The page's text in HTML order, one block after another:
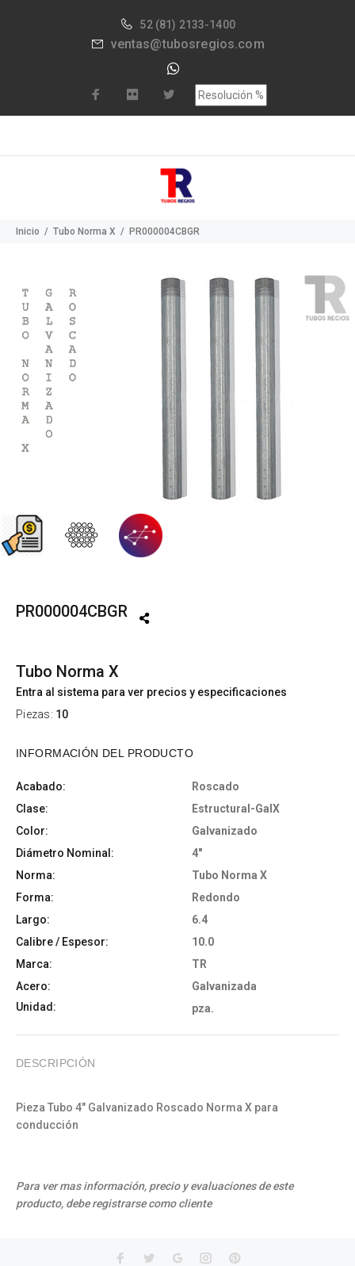
52 (81) 2133-1400
ventas@tubosregios.com
Inicio Tubo Norma X PR000004CBGR
PR000004CBGR
Tubo Norma X
Entra al sistema para ver precios y especificaciones
Piezas: 10
INFORMACIÓN DEL PRODUCTO
Acabado:
Roscado
Clase:
Estructural-GalX
Color:
Galvanizado
Diámetro Nominal:
4"
Norma:
Tubo Norma X
Forma:
Redondo
Largo:
6.4
Calibre / Espesor:
10.0
Marca:
TR
Acero:
Galvanizada
Unidad:
pza.
DESCRIPCIÓN
Pieza Tubo 4" Galvanizado Roscado Norma X para
conducción
Para ver mas información, precio y evaluaciones de este
producto, debe registrarse como cliente